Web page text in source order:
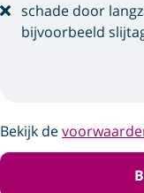
schade door
bijvoorbeeld
Bekijk de